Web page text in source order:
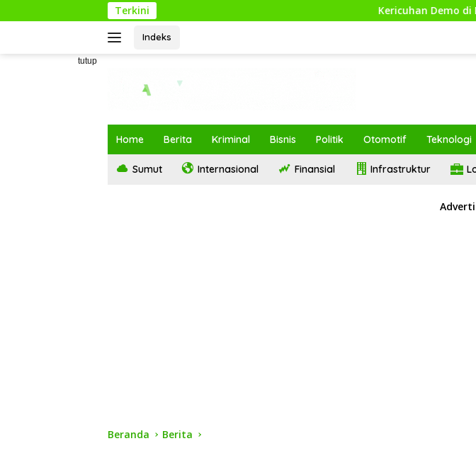
ke
Terkini Kericuhan Demo di Medan:
Indeks
tutup
Home Berita Kriminal Bisnis Politik Otomotif Teknologi
Sumut Internasional Finansial Infrastruktur
Beranda Berita